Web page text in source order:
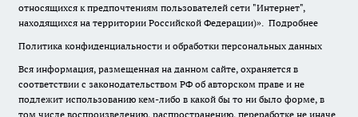
относящихся к предпочтениям пользователей сети "Интернет",
находящихся на территории Российской Федерации)». Подробнее
Политика конфиденциальности и обработки персональных данных
Вся информация, размещенная на данном сайте, охраняется в
соответствии с законодательством РФ об авторском праве и не
подлежит использованию кем-либо в какой бы то ни было форме, в
том числе воспроизведению, распространению, переработке не иначе